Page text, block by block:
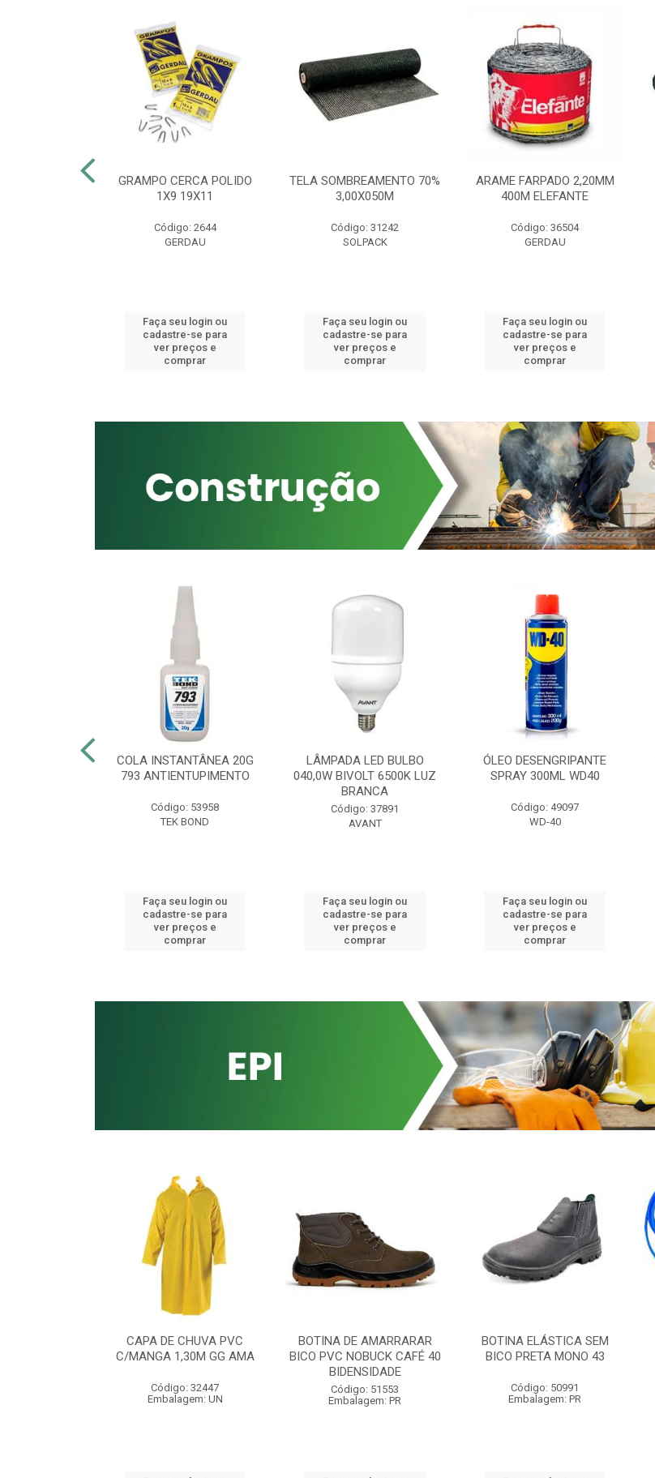
GRAMPO CERCA POLIDO
1X9 19X11
Código: 2644
GERDAU
Faça seu login ou
cadastre-se para
ver preços e
comprar
TELA SOMBREAMENTO 70%
3,00X050M
Código: 31242
SOLPACK
Faça seu login ou
cadastre-se para
ver preços e
comprar
ARAME FARPADO 2,20MM
400M ELEFANTE
Código: 36504
GERDAU
Faça seu login ou
cadastre-se para
ver preços e
comprar
COLA INSTANTÂNEA 20G
793 ANTIENTUPIMENTO
Código: 53958
TEK BOND
Faça seu login ou
cadastre-se para
ver preços e
comprar
LÂMPADA LED BULBO
040,0W BIVOLT 6500K LUZ
BRANCA
Código: 37891
AVANT
Faça seu login ou
cadastre-se para
ver preços e
comprar
ÓLEO DESENGRIPANTE
SPRAY 300ML WD40
Código: 49097
WD-40
Faça seu login ou
cadastre-se para
ver preços e
comprar
CAPA DE CHUVA PVC
C/MANGA 1,30M GG AMA
Código: 32447
Embalagem: UN
BOTINA DE AMARRARAR
BICO PVC NOBUCK CAFÉ 40
BIDENSIDADE
Código: 51553
Embalagem: PR
BOTINA ELÁSTICA SEM
BICO PRETA MONO 43
Código: 50991
Embalagem: PR